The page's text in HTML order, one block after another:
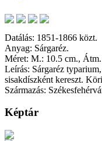
Datálás: 1851-1866 közt.
Anyag: Sárgaréz.
Méret: M.: 10.5 cm.,
Leírás: Sárgaréz
sisakdíszként kereszt.
Származás:
Képtár